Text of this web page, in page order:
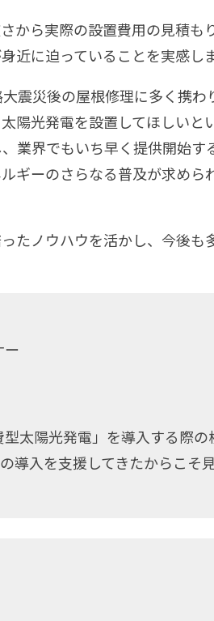
から実際の設置費用の見積も
近に迫っていることを実感し
震災後の屋根修理に多く携わ
陽光発電を設置してほしいと
業界でもいち早く提供開始す
ギーのさらなる普及が求めら
たノウハウを活かし、今後も
ー
太陽光発電」を導入する際の
導入を支援してきたからこそ